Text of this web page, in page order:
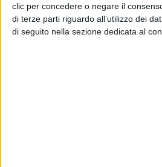
clic per concedere o negare il
di terze parti riguardo all’utilizzo dei
di seguito nella sezione dedicata al
daLa Redazione